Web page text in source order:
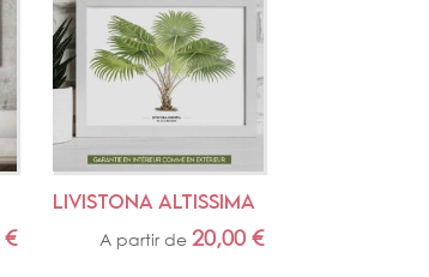
€
LIVISTONA ALTISSIMA
A partir de20,00€